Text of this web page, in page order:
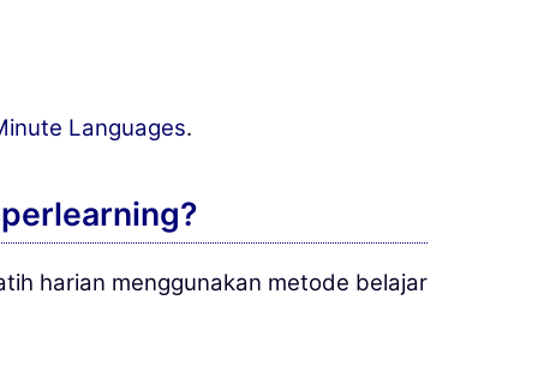
Languages.
harian menggunakan metode belajar